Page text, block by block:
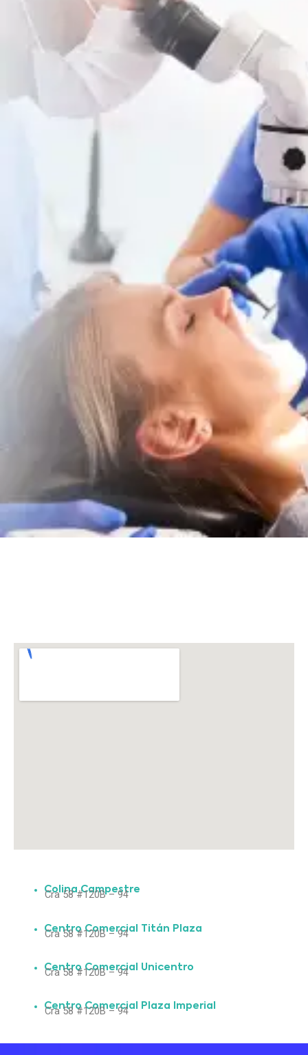
Colina Campestre
Cra 58 #120B – 94
Centro Comercial Titán Plaza
Cra 58 #120B – 94
Centro Comercial Unicentro
Cra 58 #120B – 94
Centro Comercial Plaza Imperial
Cra 58 #120B – 94